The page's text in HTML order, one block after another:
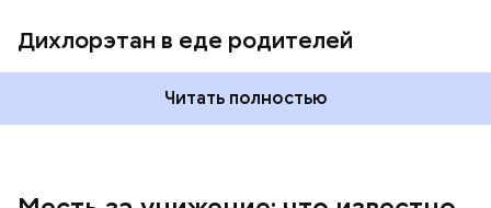
Дихлорэтан в еде родителей
Читать полностью
Республике Дагестан.